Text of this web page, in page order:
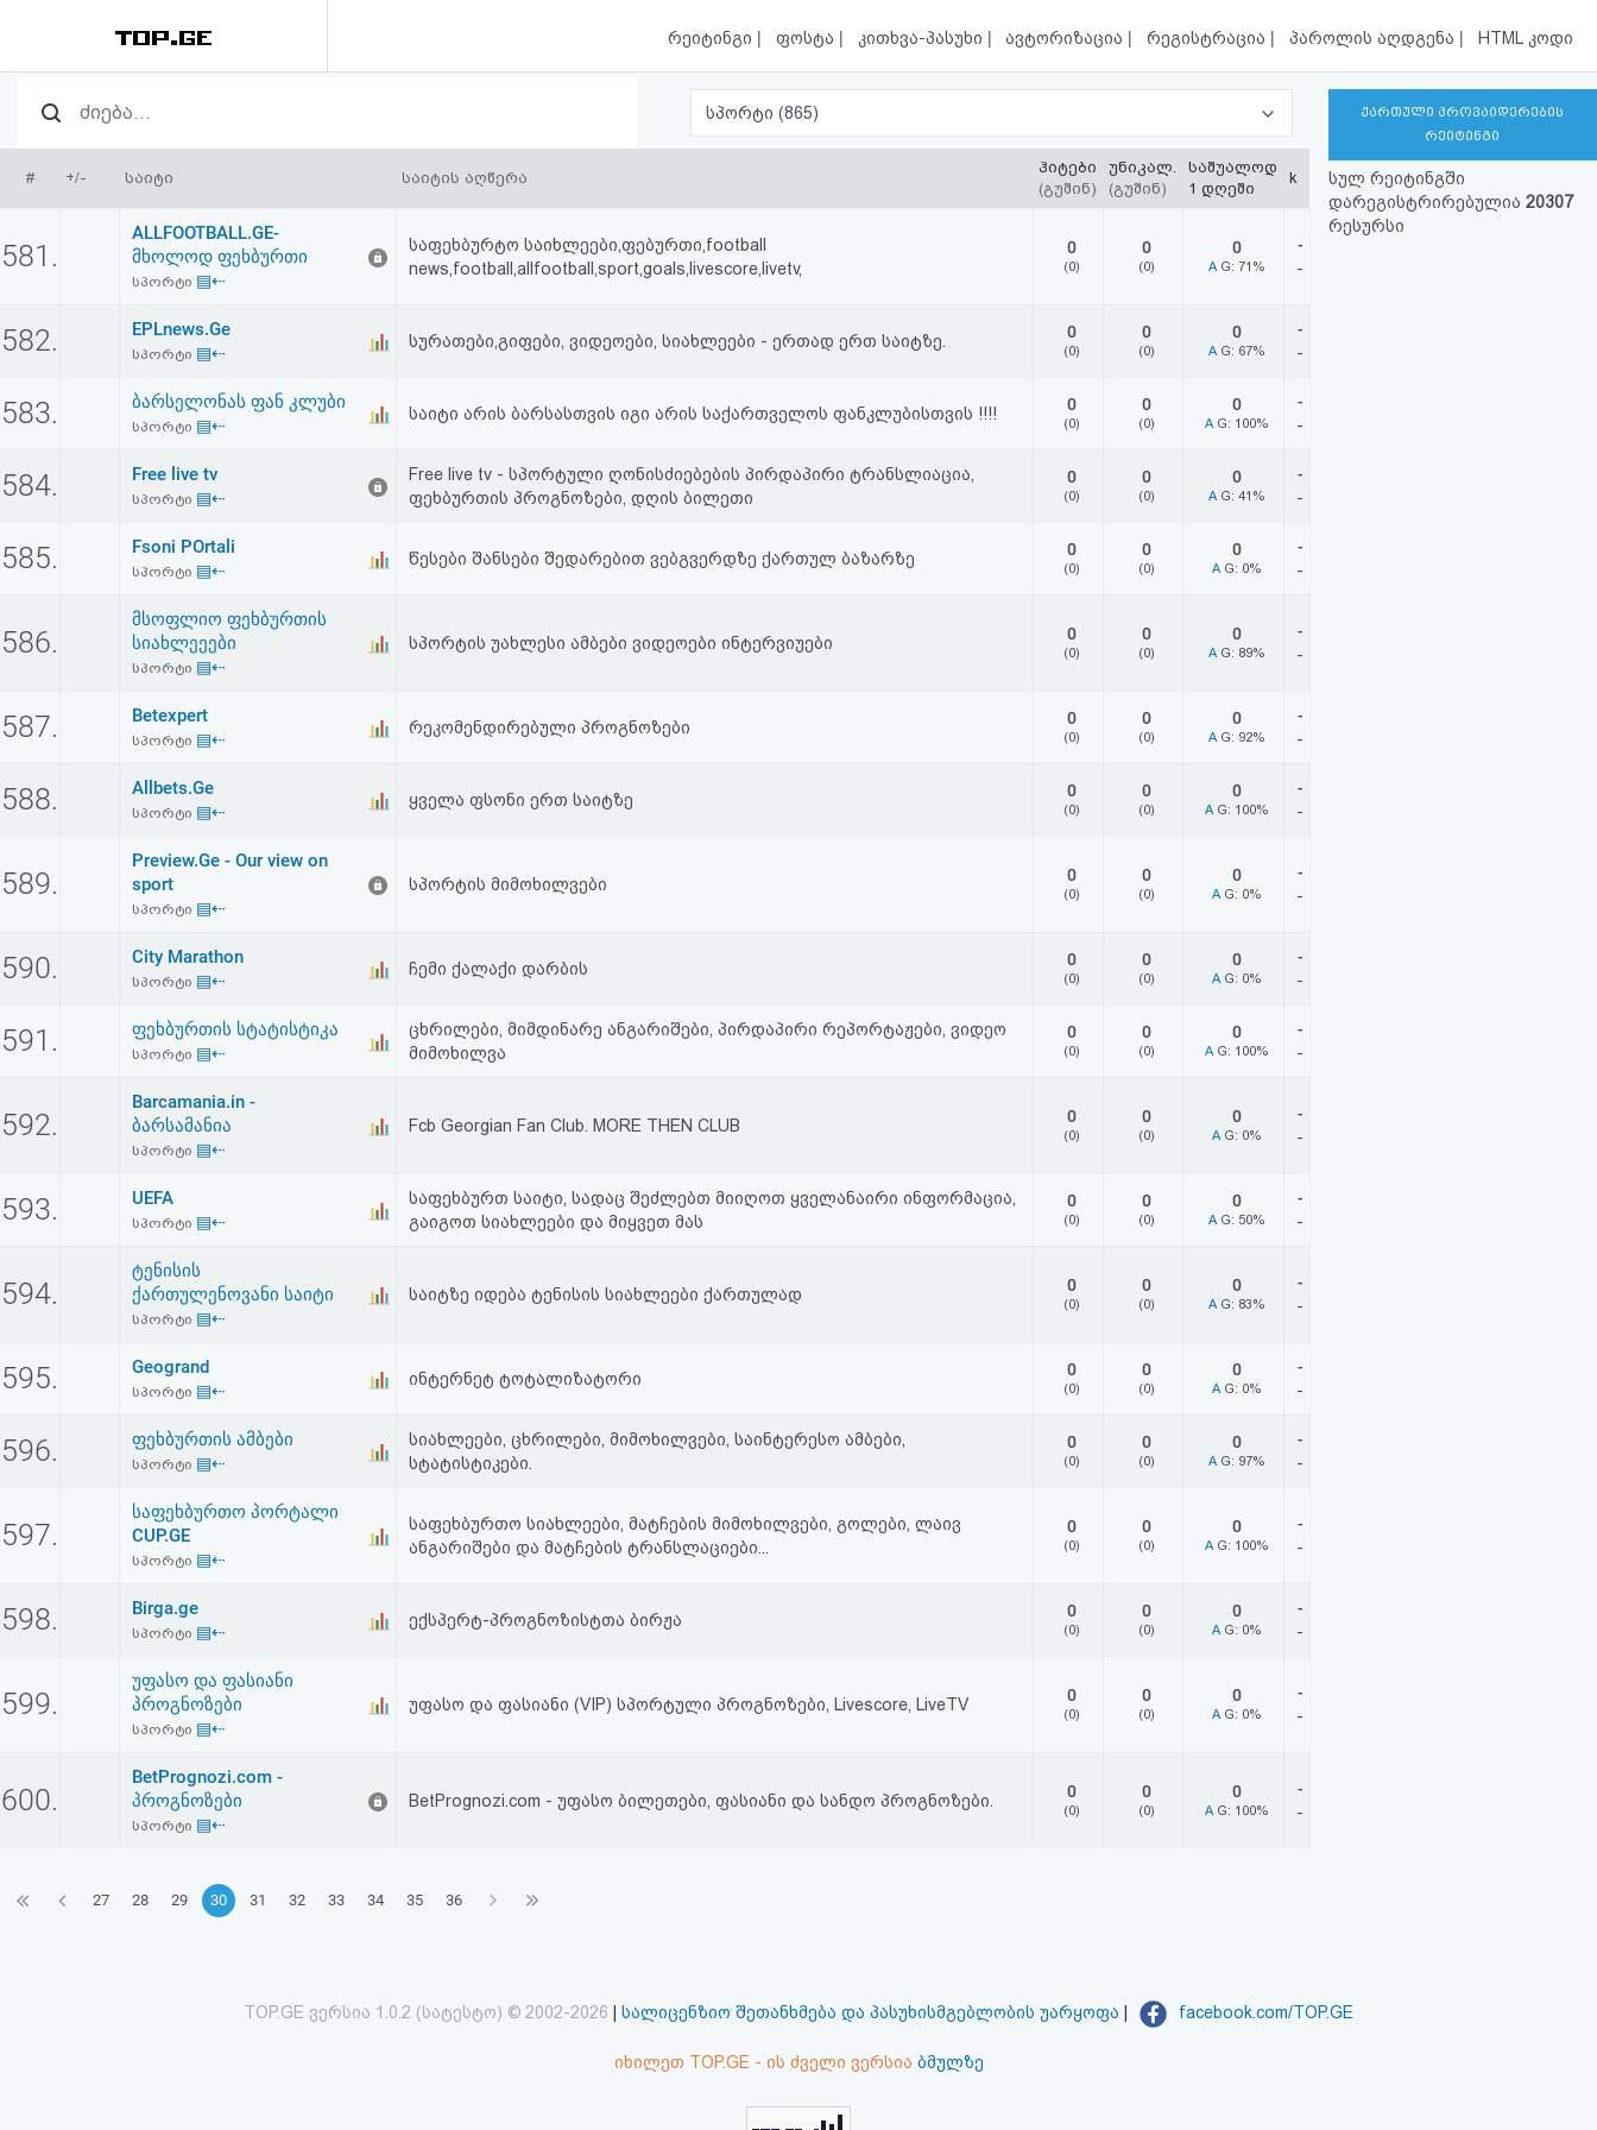
რეიტინგი | ფოსტა | კითხვა-პასუხი | ავტორიზაცია | რეგისტრაცია | პაროლის აღდგენა | HTML კოდი
რეიტინგი
(მთავარი)
ფოსტა
კითხვა-
პაროლის
აღდგენა
კოდი
სალიცენზიო
და
პასუხისმგებლობის
უარყოფა
სპორტი (865)
# +/- საიტი საიტის აღწერა
ჰიტები
(გუშინ)
უნიკალ.
(გუშინ)
საშუალოდ
1 დღეში
k
581.
ALLFOOTBALL.GE-
მხოლოდ ფეხბურთი
სპორტი ▤⇠
საფეხბურტო საიხლეები,ფებურთი,football
news,football,allfootball,sport,goals,livescore,livetv,
0
(0)
0
(0)
0
A G: 71%
-
-
582. EPLnews.Ge
სპორტი ▤⇠
სურათები,გიფები, ვიდეოები, სიახლეები - ერთად ერთ საიტზე. 0
(0)
0
(0)
0
A G: 67%
-
-
583. ბარსელონას ფან კლუბი
სპორტი ▤⇠
საიტი არის ბარსასთვის იგი არის საქართველოს ფანკლუბისთვის !!!! 0
(0)
0
(0)
0
A G: 100%
-
-
584. Free live tv
სპორტი ▤⇠
Free live tv - სპორტული ღონისძიებების პირდაპირი ტრანსლიაცია,
ფეხბურთის პროგნოზები, დღის ბილეთი
0
(0)
0
(0)
0
A G: 41%
-
-
585. Fsoni POrtali
სპორტი ▤⇠
წესები შანსები შედარებით ვებგვერდზე ქართულ ბაზარზე 0
(0)
0
(0)
0
A G: 0%
-
-
586.
მსოფლიო ფეხბურთის
სიახლეეები
სპორტი ▤⇠
სპორტის უახლესი ამბები ვიდეოები ინტერვიუები 0
(0)
0
(0)
0
A G: 89%
-
-
587. Betexpert
სპორტი ▤⇠
რეკომენდირებული პროგნოზები 0
(0)
0
(0)
0
A G: 92%
-
-
588. Allbets.Ge
სპორტი ▤⇠
ყველა ფსონი ერთ საიტზე 0
(0)
0
(0)
0
A G: 100%
-
-
589.
Preview.Ge - Our view on
sport
სპორტი ▤⇠
სპორტის მიმოხილვები 0
(0)
0
(0)
0
A G: 0%
-
-
590. City Marathon
სპორტი ▤⇠
ჩემი ქალაქი დარბის 0
(0)
0
(0)
0
A G: 0%
-
-
591. ფეხბურთის სტატისტიკა
სპორტი ▤⇠
ცხრილები, მიმდინარე ანგარიშები, პირდაპირი რეპორტაჟები, ვიდეო
მიმოხილვა
0
(0)
0
(0)
0
A G: 100%
-
-
592.
Barcamania.in -
ბარსამანია
სპორტი ▤⇠
Fcb Georgian Fan Club. MORE THEN CLUB 0
(0)
0
(0)
0
A G: 0%
-
-
593. UEFA
სპორტი ▤⇠
საფეხბურთ საიტი, სადაც შეძლებთ მიიღოთ ყველანაირი ინფორმაცია,
გაიგოთ სიახლეები და მიყვეთ მას
0
(0)
0
(0)
0
A G: 50%
-
-
594.
ტენისის
ქართულენოვანი საიტი
სპორტი ▤⇠
საიტზე იდება ტენისის სიახლეები ქართულად 0
(0)
0
(0)
0
A G: 83%
-
-
595. Geogrand
სპორტი ▤⇠
ინტერნეტ ტოტალიზატორი 0
(0)
0
(0)
0
A G: 0%
-
-
596. ფეხბურთის ამბები
სპორტი ▤⇠
სიახლეები, ცხრილები, მიმოხილვები, საინტერესო ამბები,
სტატისტიკები.
0
(0)
0
(0)
0
A G: 97%
-
-
597.
საფეხბურთო პორტალი
CUP.GE
სპორტი ▤⇠
საფეხბურთო სიახლეები, მატჩების მიმოხილვები, გოლები, ლაივ
ანგარიშები და მატჩების ტრანსლაციები...
0
(0)
0
(0)
0
A G: 100%
-
-
598. Birga.ge
სპორტი ▤⇠
ექსპერტ-პროგნოზისტთა ბირჟა 0
(0)
0
(0)
0
A G: 0%
-
-
599.
უფასო და ფასიანი
პროგნოზები
სპორტი ▤⇠
უფასო და ფასიანი (VIP) სპორტული პროგნოზები, Livescore, LiveTV 0
(0)
0
(0)
0
A G: 0%
-
-
600.
BetPrognozi.com -
პროგნოზები
სპორტი ▤⇠
BetPrognozi.com - უფასო ბილეთები, ფასიანი და სანდო პროგნოზები. 0
(0)
0
(0)
0
A G: 100%
-
-
27 28 29 30 31 32 33 34 35 36
ქართული პროვაიდერების
რეიტინგი
სულ რეიტინგში
დარეგისტრირებულია 20307
რესურსი
TOP.GE ვერსია 1.0.2 (სატესტო) © 2002-2026 სალიცენზიო შეთანხმება და პასუხისმგებლობის უარყოფა facebook.com/TOP.GE
იხილეთ TOP.GE - ის ძველი ვერსია ბმულზე